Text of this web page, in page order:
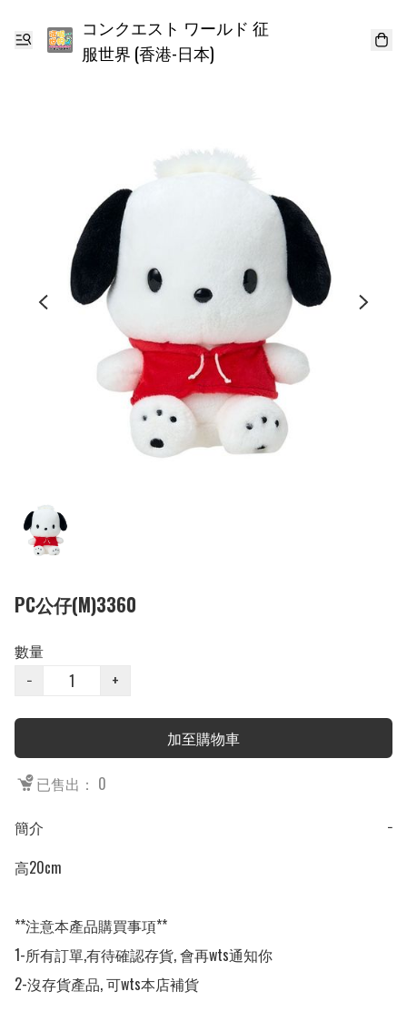
コンクエスト ワールド 征
服世界 (香港-日本)
PC公仔(M)3360
數量
−
+
加至購物車
已售出： 0
簡介
−
高20cm
**注意本產品購買事項**
1-所有訂單,有待確認存貨, 會再wts通知你
2-沒存貨產品, 可wts本店補貨